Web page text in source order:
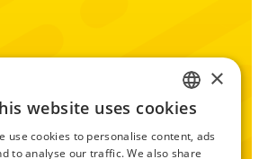
cu baza de date live a produselor
pe cât poate fi
ENGLISH
CZECH
×
website uses cookies
use cookies to personalise content, ads
to analyse our traffic. We also share